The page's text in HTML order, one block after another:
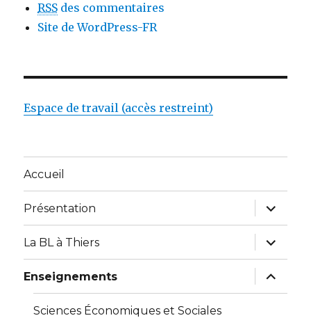
RSS des commentaires
Site de WordPress-FR
Espace de travail (accès restreint)
Accueil
Présentation
ouvrir
le
sous-
menu
La BL à Thiers
ouvrir
le
sous-
menu
Enseignements
ouvrir
le
sous-
Sciences Économiques et Sociales